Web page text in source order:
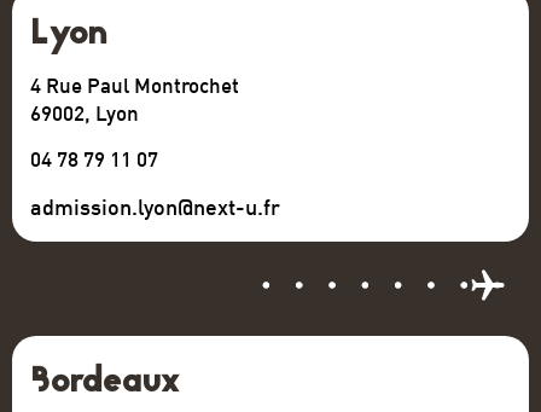
Lyon
4 Rue Paul Montrochet
69002, Lyon
04 78 79 11 07
admission.lyon@next-u.fr
Bordeaux